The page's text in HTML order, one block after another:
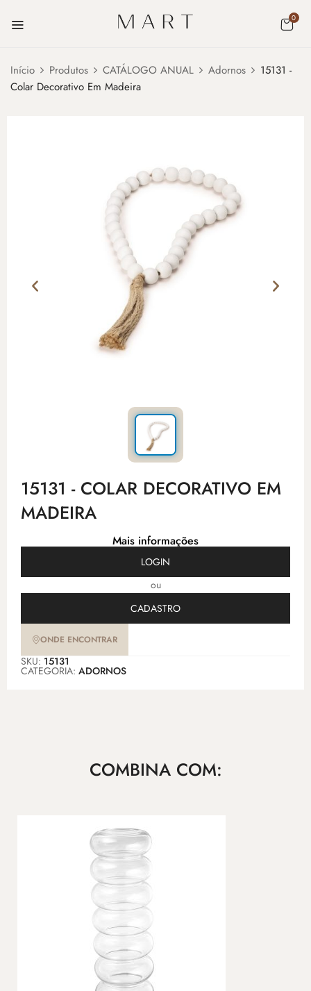
0
Início Produtos CATÁLOGO ANUAL Adornos
15131 -
Colar Decorativo Em Madeira
15131 - COLAR DECORATIVO EM
MADEIRA
Mais informações
LOGIN
ou
CADASTRO
ONDE ENCONTRAR
SKU: 15131
CATEGORIA: ADORNOS
COMBINA COM: